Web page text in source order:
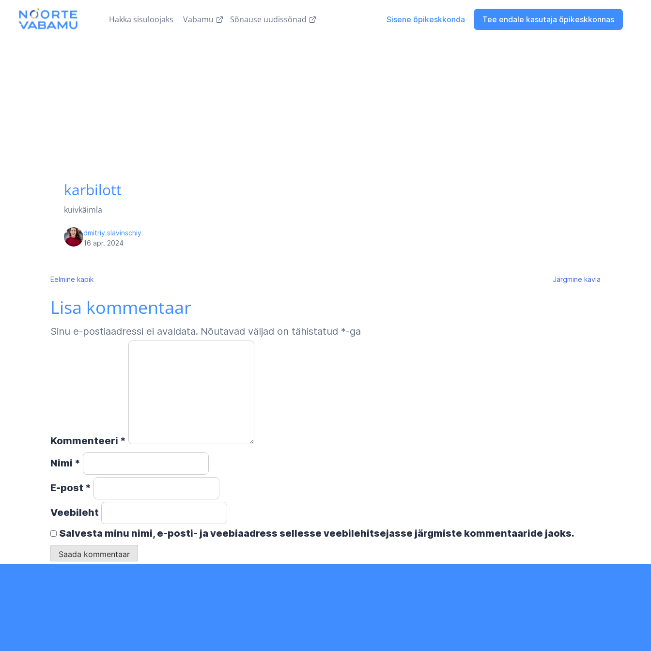
Hakka sisuloojaks Vabamu Sõnause uudissõnad Sisene õpikeskkonda Tee endale kasutaja õpikeskkonnas
karbilott
kuivkäimla
dmitriy.slavinschiy
16 apr. 2024
Navigeerimine
Eelmine kapik Järgmine kävla
Lisa kommentaar
Sinu e-postiaadressi ei avaldata. Nõutavad väljad on tähistatud *-ga
Kommenteeri *
Nimi *
E-post *
Veebileht
Salvesta minu nimi, e-posti- ja veebiaadress sellesse veebilehitsejasse järgmiste kommentaaride jaoks.